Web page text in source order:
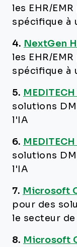
les EHR/
spécifique à
4. NextGen
les EHR/
spécifique à
5.
solutions
l'IA
6.
solutions
l'IA
7. Microsoft
pour des
le secteur
8. Microsoft